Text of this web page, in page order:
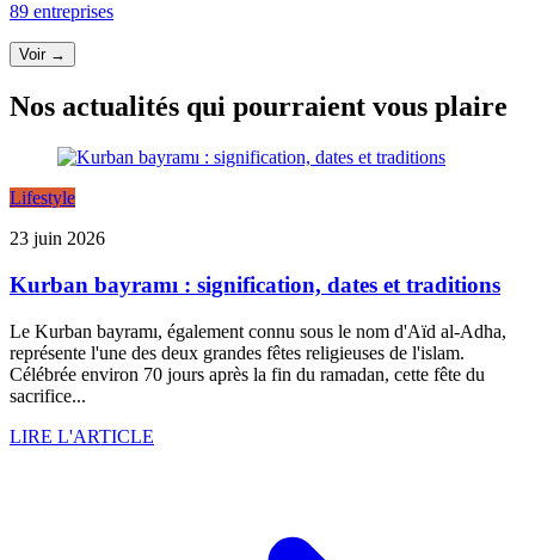
89 entreprises
Voir →
Nos actualités qui pourraient vous plaire
Lifestyle
23 juin 2026
Kurban bayramı : signification, dates et traditions
Le Kurban bayramı, également connu sous le nom d'Aïd al-Adha,
représente l'une des deux grandes fêtes religieuses de l'islam.
Célébrée environ 70 jours après la fin du ramadan, cette fête du
sacrifice...
LIRE L'ARTICLE